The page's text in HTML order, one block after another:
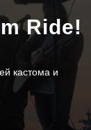
Ride!
кастома и